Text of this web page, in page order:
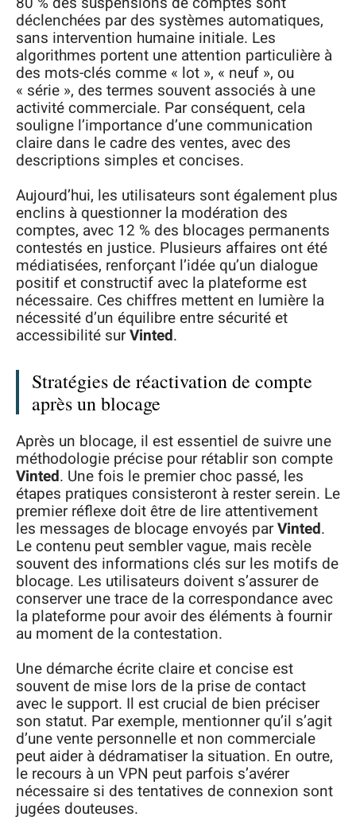
déclenchées par des systèmes automatiques,
sans intervention humaine initiale. Les
algorithmes portent une attention particulière à
des mots-clés comme « lot », « neuf », ou
« série », des termes souvent associés à une
activité commerciale. Par conséquent, cela
souligne l’importance d’une communication
claire dans le cadre des ventes, avec des
descriptions simples et concises.
Aujourd’hui, les utilisateurs sont également plus
enclins à questionner la modération des
comptes, avec 12 % des blocages permanents
contestés en justice. Plusieurs affaires ont été
médiatisées, renforçant l’idée qu’un dialogue
positif et constructif avec la plateforme est
nécessaire. Ces chiffres mettent en lumière la
nécessité d’un équilibre entre sécurité et
accessibilité surVinted.
Stratégies de réactivation de compte
après un blocage
Après un blocage, il est essentiel de suivre une
méthodologie précise pour rétablir son compte
Vinted. Une fois le premier choc passé, les
étapes pratiques consisteront à rester serein. Le
premier réflexe doit être de lire attentivement
les messages de blocage envoyés parVinted.
Le contenu peut sembler vague, mais recèle
souvent des informations clés sur les motifs de
blocage. Les utilisateurs doivent s’assurer de
conserver une trace de la correspondance avec
la plateforme pour avoir des éléments à fournir
au moment de la contestation.
Une démarche écrite claire et concise est
souvent de mise lors de la prise de contact
avec le support. Il est crucial de bien préciser
son statut. Par exemple, mentionner qu’il s’agit
d’une vente personnelle et non commerciale
peut aider à dédramatiser la situation. En outre,
le recours à un VPN peut parfois s’avérer
nécessaire si des tentatives de connexion sont
jugées douteuses.